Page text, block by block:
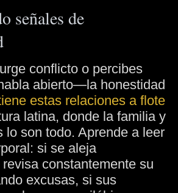
señales de
conflicto o percibes
abierto—la honestidad
estas relaciones a flote
latina, donde la familia y
lo son todo. Aprende a leer
si se aleja
constantemente su
excusas, si sus